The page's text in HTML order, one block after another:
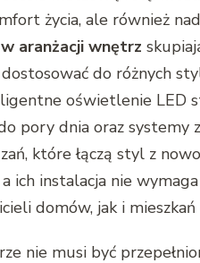
życia, ale również
aranżacji wnętrz
dostosować do różnych
oświetlenie LED
pory dnia oraz
które łączą styl z
ich instalacja nie
domów, jak i
nie musi być